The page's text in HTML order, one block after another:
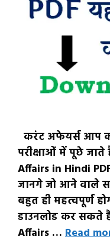
करंट अफेयर्स आप को
परीक्षाओं में पूछे
Affairs in Hindi
जानगे जो आने वाले
बहुत ही महत्वपूर्ण
डाउनलोड कर सकते
Affairs … Read